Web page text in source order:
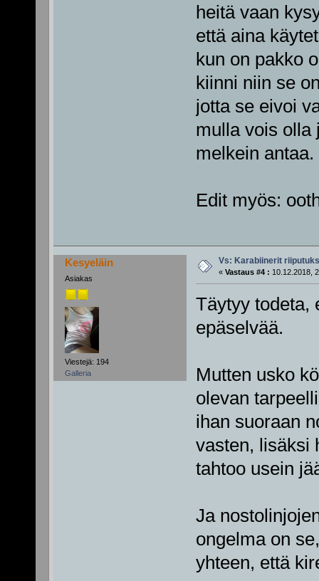
heitä vaan
että aina
kun on pakko
kiinni niin se
jotta se eivoi
mulla vois olla
melkein antaa.
Edit myös:
Kesyeläin
Asiakas
Viestejä: 194
Galleria
Vs: Karabiinerit
« Vastaus #4 : 10.12.2018,
Täytyy todeta,
epäselvää.
Mutten usko
olevan
ihan suoraan
vasten, lisäksi
tahtoo usein
Ja
ongelma on
yhteen, että